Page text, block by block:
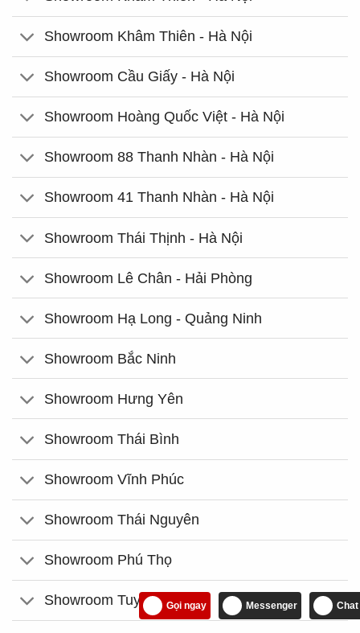
Showroom Khâm Thiên - Hà Nội
Showroom Cầu Giấy - Hà Nội
Showroom Hoàng Quốc Việt - Hà Nội
Showroom 88 Thanh Nhàn - Hà Nội
Showroom 41 Thanh Nhàn - Hà Nội
Showroom Thái Thịnh - Hà Nội
Showroom Lê Chân - Hải Phòng
Showroom Hạ Long - Quảng Ninh
Showroom Bắc Ninh
Showroom Hưng Yên
Showroom Thái Bình
Showroom Vĩnh Phúc
Showroom Thái Nguyên
Showroom Phú Thọ
Showroom Tuyên Quang
Gọi ngay Messenger